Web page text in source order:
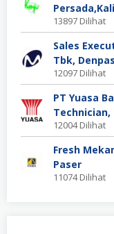
13897 Dilihat
Sales
Tbk,
12097 Dilihat
PT Yuasa
12004 Dilihat
Fresh
Paser
11074 Dilihat